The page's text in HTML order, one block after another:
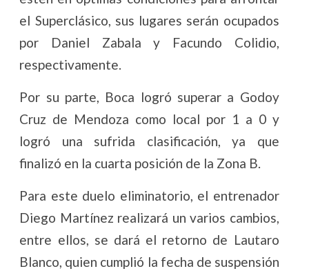
el Superclásico, sus lugares serán ocupados
por Daniel Zabala y Facundo Colidio,
respectivamente.
Por su parte, Boca logró superar a Godoy
Cruz de Mendoza como local por 1 a 0 y
logró una sufrida clasificación, ya que
finalizó en la cuarta posición de la Zona B.
Para este duelo eliminatorio, el entrenador
Diego Martínez realizará un varios cambios,
entre ellos, se dará el retorno de Lautaro
Blanco, quien cumplió la fecha de suspensión